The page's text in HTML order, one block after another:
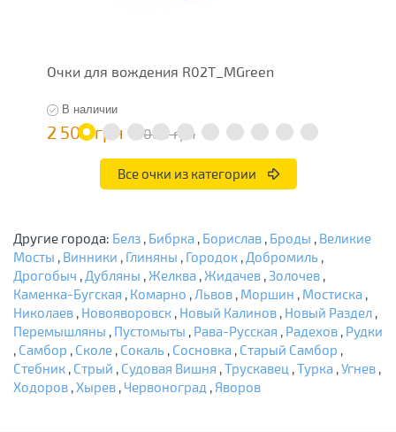
Очки для вождения R02T_MGreen
В наличии
2 500 грн 5 000 грн
Все очки из категории
Другие города: Белз , Бибрка , Борислав , Броды , Великие
Мосты , Винники , Глиняны , Городок , Добромиль ,
Дрогобыч , Дубляны , Желква , Жидачев , Золочев ,
Каменка-Бугская , Комарно ,Львов , Моршин , Мостиска ,
Николаев , Новояворовск , Новый Калинов , Новый Раздел ,
Перемышляны , Пустомыты , Рава-Русская , Радехов , Рудки
, Самбор , Сколе , Сокаль , Сосновка , Старый Самбор ,
Стебник , Стрый , Судовая Вишня ,Трускавец ,Турка ,Угнев ,
Ходоров ,Хырев , Червоноград , Яворов